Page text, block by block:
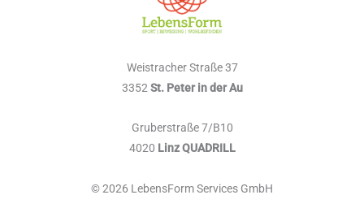
Weistracher Straße 37
3352 St. Peter in der Au
Gruberstraße 7/B10
4020 Linz QUADRILL
© 2026 LebensForm Services GmbH